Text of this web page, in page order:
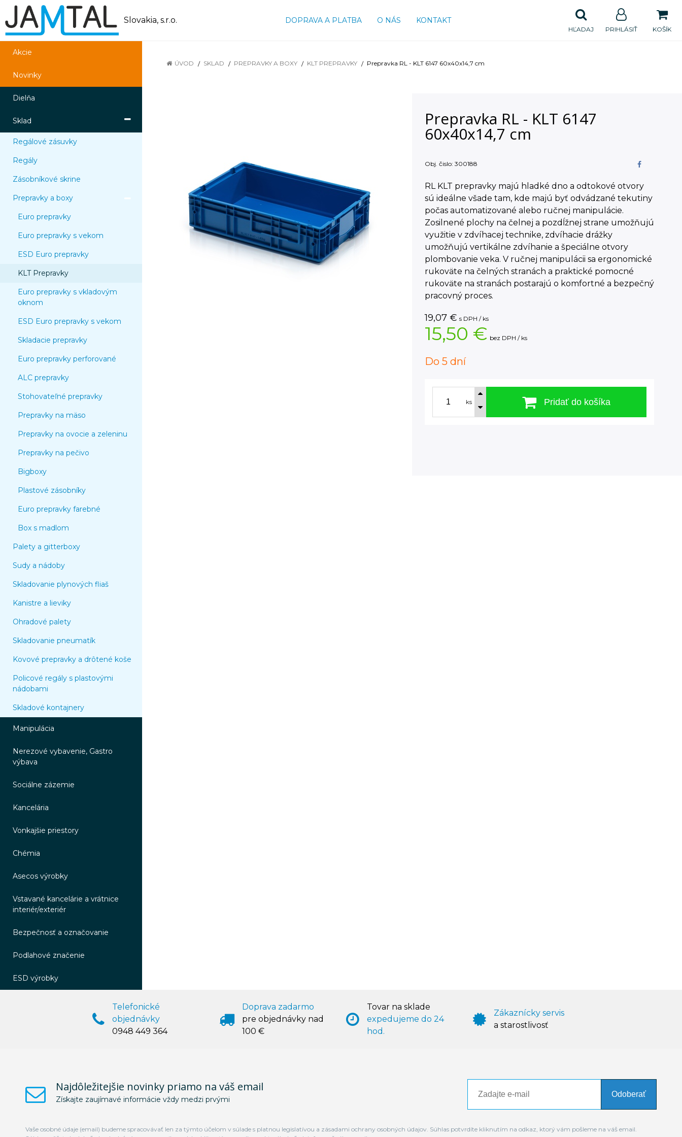
Slovakia, s.r.o. DOPRAVA A PLATBA O NÁS KONTAKT
KOŠÍK
PRIHLÁSIŤ
HĽADAJ
Akcie
Novinky
Dielňa
Sklad
Regálové zásuvky
Regály
Zásobníkové skrine
Prepravky a boxy
Euro prepravky
Euro prepravky s vekom
ESD Euro prepravky
KLT Prepravky
Euro prepravky s vkladovým
oknom
ESD Euro prepravky s vekom
Skladacie prepravky
Euro prepravky perforované
ALC prepravky
Stohovateľné prepravky
Prepravky na mäso
Prepravky na ovocie a zeleninu
Prepravky na pečivo
Bigboxy
Plastové zásobníky
Euro prepravky farebné
Box s madlom
Palety a gitterboxy
Sudy a nádoby
Skladovanie plynových fliaš
Kanistre a lieviky
Ohradové palety
Skladovanie pneumatík
Kovové prepravky a drôtené koše
Policové regály s plastovými
nádobami
Skladové kontajnery
Manipulácia
Nerezové vybavenie, Gastro
výbava
Sociálne zázemie
Kancelária
Vonkajšie priestory
Chémia
Asecos výrobky
Vstavané kancelárie a vrátnice
interiér/exteriér
Bezpečnosť a označovanie
Podlahové značenie
ESD výrobky
ÚVOD SKLAD PREPRAVKY A BOXY KLT PREPRAVKY Prepravka RL - KLT 6147 60x40x14,7 cm
Prepravka RL - KLT 6147
60x40x14,7 cm
Obj. čislo: 300188
RL KLT prepravky majú hladké dno a odtokové otvory
sú ideálne všade tam, kde majú byť odvádzané tekutiny
počas automatizované alebo ručnej manipulácie.
Zosilnené plochy na čelnej a pozdĺžnej strane umožňujú
využitie v zdvíhacej technike, zdvíhacie drážky
umožňujú vertikálne zdvíhanie a špeciálne otvory
plombovanie veka. V ručnej manipulácii sa ergonomické
rukoväte na čelných stranách a praktické pomocné
rukoväte na stranách postarajú o komfortné a bezpečný
pracovný proces.
19,07 € s DPH / ks
15,50 € bez DPH / ks
Do 5 dní
ks Pridať do košíka
Telefonické
objednávky
0948 449 364
Doprava zadarmo
pre objednávky nad
100 €
Tovar na sklade
expedujeme do 24
hod.
Zákaznícky servis
a starostlivosť
Najdôležitejšie novinky priamo na váš email
Získajte zaujímavé informácie vždy medzi prvými
Odoberať
Vaše osobné údaje (email) budeme spracovávať len za týmto účelom v súlade s platnou legislatívou a zásadami ochrany osobných údajov. Súhlas potvrdíte kliknutím na odkaz, ktorý vám pošleme na váš email.